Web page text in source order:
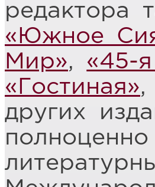
редактора
«Южное
Мир», «45-
«Гостиная»
других